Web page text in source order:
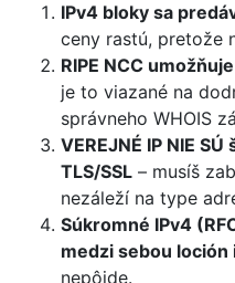
IPv4 bloky sa
ceny rastú, pretože
RIPE NCC
je to viazané na
správneho WHOIS
VEREJNÉ IP NIE
TLS/SSL – musíš
nezáleží na type
Súkromné IPv4
medzi sebou
nepôjde.